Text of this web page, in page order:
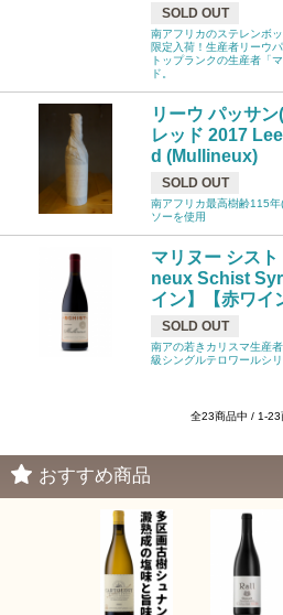
SOLD OUT
南アフリカのステレンボ
限定入荷！生産者リーウ
トップランクの生産者「
ド。
リーウ パッサ
レッド 2017
d (Mullineux)
SOLD OUT
南アフリカ最高樹齢115
ソーを使用
マリヌー シス
neux Schist
イン】【赤ワイ
SOLD OUT
南アの若きカリスマ生産
級シングルテロワールシ
全23商品中 / 1-23
おすすめ商品